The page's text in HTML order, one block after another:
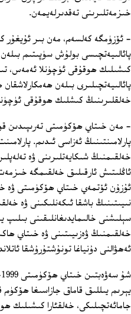
خىزمەتلىرىنى تەقدىرلەيمەن.
- ئۆزۈمگە كەلسەم، مەن بىر
پائالىيەتچىسى بولۇش سۈپىتىم
كىشىلىك ھوقۇقى ئۈچۈنلا ئەمەس،
پائالىيەتچىلىرى بىلەن
خەلقلىرىنىڭ كىشلىك ھوقۇقى
- مەن خىتاي ھۆكۈمىتى تەرىپىدىن
پارلامىنتىنىڭ ئەزاسى ئىدىم.
خەلقىمنىڭ شىكايەتلىرىنى ۋە
ئاڭلىتىش ئارقىلىق خەلقىمگە
ئۇزۇن ئۆتمەي خىتاي ھۆكۈمىتى ۋە
نىيىتىنىڭ باشقا ئىكەنلىكىنى ۋە
سېلىشنى خالىمايدىغانلىقىنى
خەلقىمنىڭ ۋەزىيىتىنى ۋە خىتاي
ئەھۋالنى دۇنياغا تونۇشتۇرۇشقا
يېرىم يىللىق قاماق جازاسىغا ھۆكۈم
جامائەتچىلىكى، خەلقئارا كىشىلىك